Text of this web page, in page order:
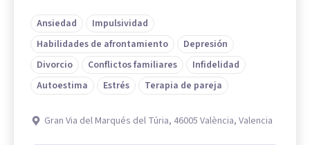
Ansiedad
Impulsividad
Habilidades de afrontamiento
Depresión
Divorcio
Conflictos familiares
Infidelidad
Autoestima
Estrés Terapia de pareja
Gran Via del Marqués del Túria, 46005 València, Valencia